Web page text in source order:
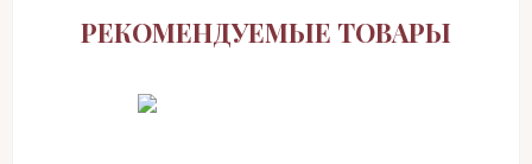
РЕКОМЕНДУЕМЫЕ ТОВАРЫ